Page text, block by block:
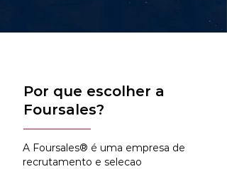
Por que escolher a
Foursales?
A Foursales® é uma empresa de
recrutamento e selecao